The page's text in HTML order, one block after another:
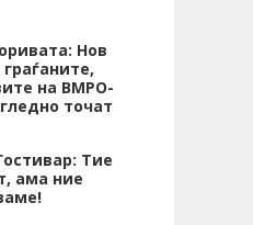
Нов
на ВМРО-
точат
Тие
ама ние